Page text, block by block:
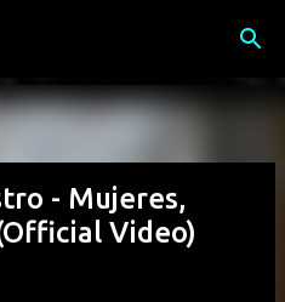
principali
- Mujeres,
Video)